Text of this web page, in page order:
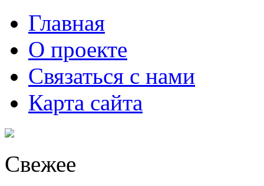
Главная
О проекте
Связаться с нами
Карта сайта
Свежее